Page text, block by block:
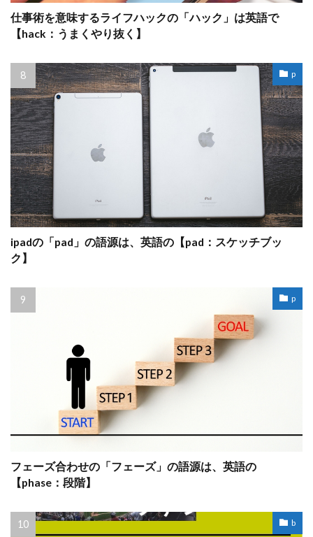
仕事術を意味するライフハックの「ハック」は英語で
【hack：うまくやり抜く】
p
ipadの「pad」の語源は、英語の【pad：スケッチブッ
ク】
p
フェーズ合わせの「フェーズ」の語源は、英語の
【phase：段階】
b